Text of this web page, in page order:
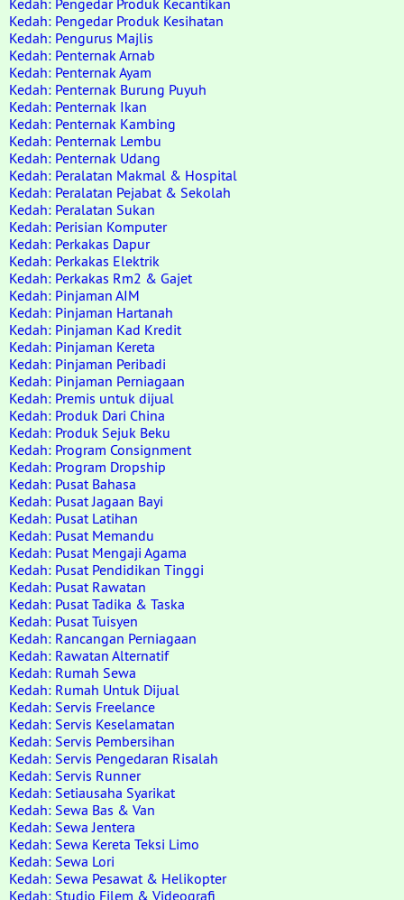
Kedah: Pengedar Produk Kecantikan
Kedah: Pengedar Produk Kesihatan
Kedah: Pengurus Majlis
Kedah: Penternak Arnab
Kedah: Penternak Ayam
Kedah: Penternak Burung Puyuh
Kedah: Penternak Ikan
Kedah: Penternak Kambing
Kedah: Penternak Lembu
Kedah: Penternak Udang
Kedah: Peralatan Makmal & Hospital
Kedah: Peralatan Pejabat & Sekolah
Kedah: Peralatan Sukan
Kedah: Perisian Komputer
Kedah: Perkakas Dapur
Kedah: Perkakas Elektrik
Kedah: Perkakas Rm2 & Gajet
Kedah: Pinjaman AIM
Kedah: Pinjaman Hartanah
Kedah: Pinjaman Kad Kredit
Kedah: Pinjaman Kereta
Kedah: Pinjaman Peribadi
Kedah: Pinjaman Perniagaan
Kedah: Premis untuk dijual
Kedah: Produk Dari China
Kedah: Produk Sejuk Beku
Kedah: Program Consignment
Kedah: Program Dropship
Kedah: Pusat Bahasa
Kedah: Pusat Jagaan Bayi
Kedah: Pusat Latihan
Kedah: Pusat Memandu
Kedah: Pusat Mengaji Agama
Kedah: Pusat Pendidikan Tinggi
Kedah: Pusat Rawatan
Kedah: Pusat Tadika & Taska
Kedah: Pusat Tuisyen
Kedah: Rancangan Perniagaan
Kedah: Rawatan Alternatif
Kedah: Rumah Sewa
Kedah: Rumah Untuk Dijual
Kedah: Servis Freelance
Kedah: Servis Keselamatan
Kedah: Servis Pembersihan
Kedah: Servis Pengedaran Risalah
Kedah: Servis Runner
Kedah: Setiausaha Syarikat
Kedah: Sewa Bas & Van
Kedah: Sewa Jentera
Kedah: Sewa Kereta Teksi Limo
Kedah: Sewa Lori
Kedah: Sewa Pesawat & Helikopter
Kedah: Studio Filem & Videografi